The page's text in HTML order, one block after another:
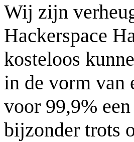
Wij zijn
Hackerspace
kosteloos
in de vorm van
voor 99,9%
bijzonder trots